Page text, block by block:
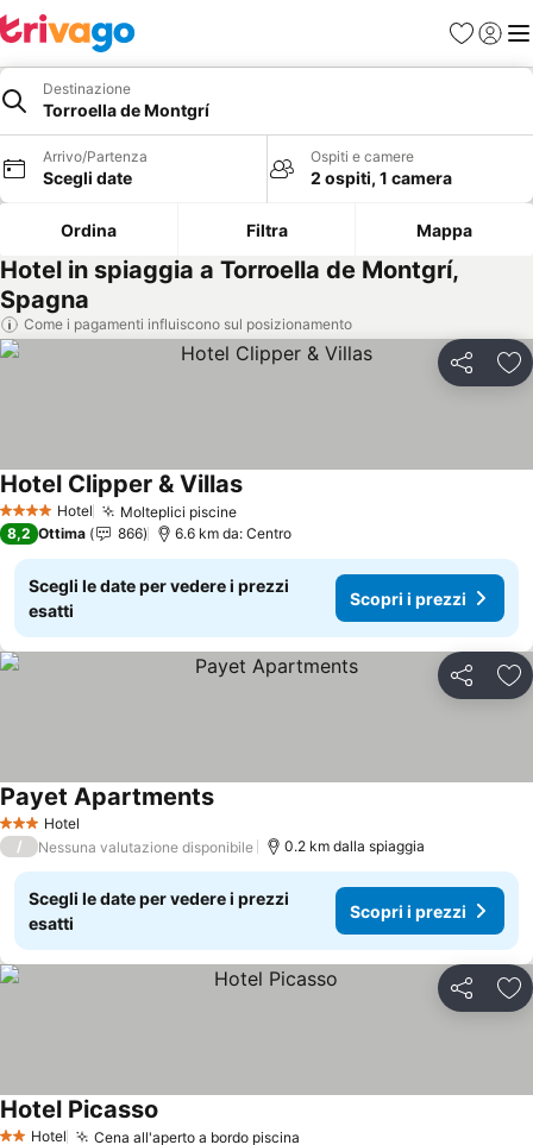
PreferitiAccedi
Destinazione
Torroella de Montgrí
Arrivo/Partenza
Scegli date
Ospiti e camere
2 ospiti, 1 camera
Ordina Filtra Mappa
Hotel in spiaggia a Torroella de Montgrí,
Spagna
Come i pagamenti influiscono sul posizionamento
Condividi
4 Stelle Hotel Molteplici piscineScopri i prezzi
Hotel Clipper & VillasScopri i prezzi
8,2 Ottima 866 6.6 km da: Centro
Scegli le date per vedere i prezzi
esatti
Scopri i prezzi
Condividi
3 StelleHotel
Payet ApartmentsScopri i prezzi
/ Nessuna valutazione disponibile 0.2 km dalla spiaggia
Scegli le date per vedere i prezzi
esatti
Scopri i prezzi
Condividi
Hotel Cena all'aperto a bordo piscina
Hotel Picasso